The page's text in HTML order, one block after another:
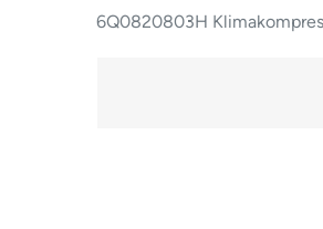
6Q0820803H